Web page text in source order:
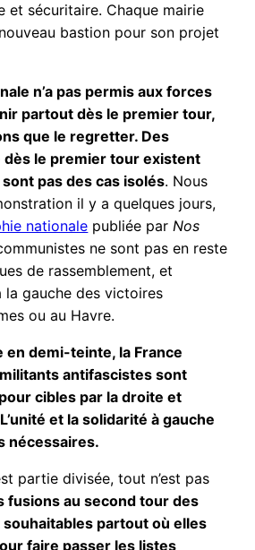
et sécuritaire. Chaque mairie
bastion pour son projet
n’a pas permis aux forces
partout dès le premier tour,
que le regretter. Des
dès le premier tour existent
pas des cas isolés. Nous
il y a quelques jours,
nationale publiée parNos
ne sont pas en reste
de rassemblement, et
gauche des victoires
ou au Havre.
en demi-teinte, la France
antifascistes sont
cibles par la droite et
et la solidarité à gauche
nécessaires.
partie divisée, tout n’est pas
fusions au second tour des
partout où elles
faire passer les listes